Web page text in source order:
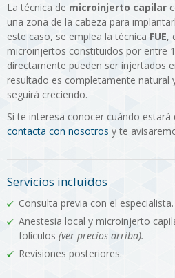
La técnica de microinjerto capilar
una zona de la cabeza para
este caso, se emplea la técnica FUE,
microinjertos constituidos por entre
directamente pueden ser injertados
resultado es completamente natural
seguirá creciendo.
Si te interesa conocer cuándo
contacta con nosotros y te
Servicios incluidos
Consulta previa con el especialista.
Anestesia local y microinjerto
folículos (ver precios arriba).
Revisiones posteriores.